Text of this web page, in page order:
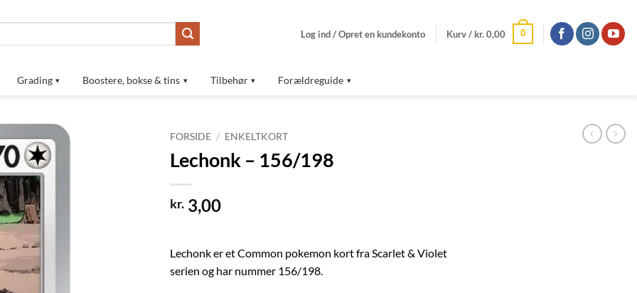
Log ind / Opret en kundekonto Kurv / kr.0,00 0
Grading Boostere, bokse & tins Tilbehør Forældreguide
Tilføj til
ønskeliste
FORSIDE / ENKELTKORT
Lechonk – 156/198
kr. 3,00
Lechonk er et Common pokemon kort fra Scarlet & Violet
serien og har nummer 156/198.